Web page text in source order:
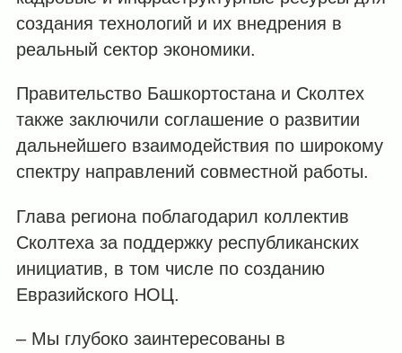
создания технологий и их внедрения в
реальный сектор экономики.
Правительство Башкортостана и Сколтех
также заключили соглашение о развитии
дальнейшего взаимодействия по широкому
спектру направлений совместной работы.
Глава региона поблагодарил коллектив
Сколтеха за поддержку республиканских
инициатив, в том числе по созданию
Евразийского НОЦ.
– Мы глубоко заинтересованы в